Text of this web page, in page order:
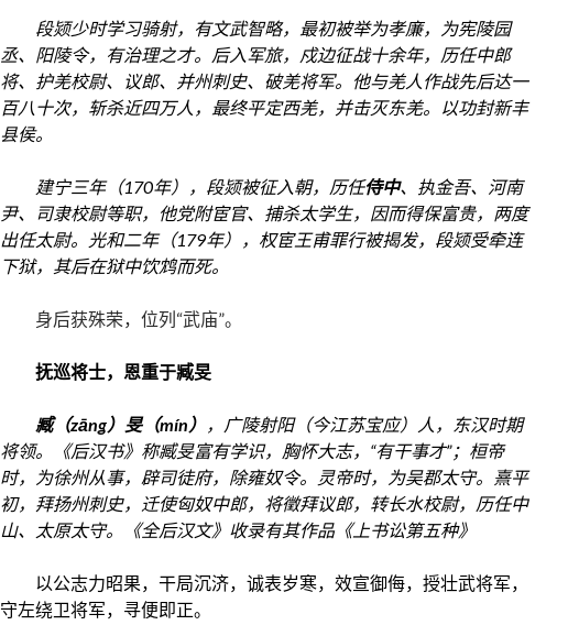
段颎少时学习骑射，有文武智略，最初被举为孝廉，为宪陵园
丞、阳陵令，有治理之才。后入军旅，戍边征战十余年，历任中郎
将、 护羌校尉、 议郎、并州刺史、破羌将军。他与羌人作战先后达一
百八十次，斩杀近四万人，最终平定西羌，并击灭东羌。以功封新丰
县侯。
建宁三年（170年），段颎被征入朝，历任侍中、 执金吾、
河南
尹、 司隶校尉等职，他党附宦官、捕杀太学生，因而得保富贵，两度
出任太尉。光和二年（179年），权宦王甫罪行被揭发，段颎受牵连
下狱，其后在狱中饮鸩而死。
身后获殊荣，位列“武庙”。
抚巡将士，恩重于臧旻
臧（zāng）旻（mín） ， 广陵射阳（今江苏宝应）人， 东汉时期
将领。《后汉书》称臧旻富有学识，胸怀大志， “有干事才”； 桓帝
时，为徐州从事，辟司徒府，除雍奴令。灵帝时，为吴郡太守。
熹平
初，拜扬州刺史，迁使匈奴中郎，将徵拜议郎，转长水校尉，历任中
山、太原太守。《全后汉文》收录有其作品《上书讼第五种》
以公志力昭果，干局沉济，诚表岁寒，效宣御侮，授壮武将军，
守左绕卫将军，寻便即正。